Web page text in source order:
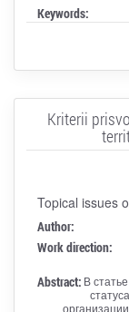
Keywords:
Kriterii
Topical issues
Author:
Work direction:
Abstract: В